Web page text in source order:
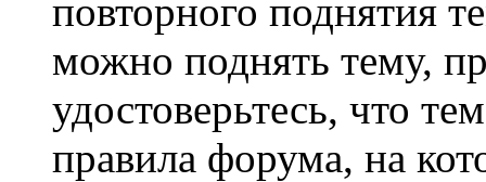
повторного поднятия
можно поднять тему,
удостоверьтесь, что
правила форума, на